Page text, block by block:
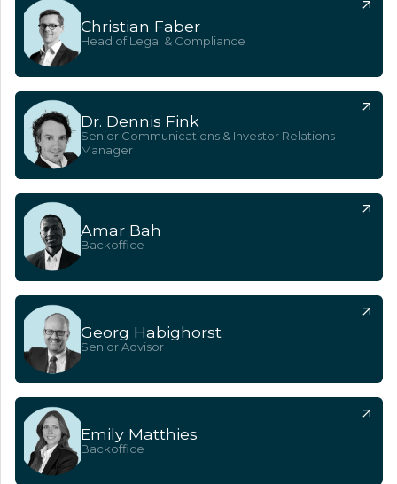
Christian Faber
Head of Legal & Compliance
Dr. Dennis Fink
Senior Communications & Investor Relations
Manager
Amar Bah
Backoffice
Georg Habighorst
Senior Advisor
Emily Matthies
Backoffice